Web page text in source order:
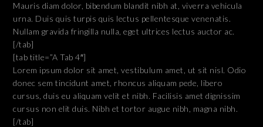
Mauris diam dolor, bibendum blandit nibh at, viverra vehicula
urna. Duis quis turpis quis lectus pellentesque venenatis.
Nullam gravida fringilla nulla, eget ultrices lectus auctor ac.
[/tab]
[tab title=”A Tab 4″]
Lorem ipsum dolor sit amet, vestibulum amet, ut sit nisl. Odio
donec sem tincidunt amet, rhoncus aliquam pede, libero
cursus, duis eu aliquam velit et nibh. Facilisis amet dignissim
cursus non elit duis. Nibh et tortor augue nibh, magna nibh.
[/tab]